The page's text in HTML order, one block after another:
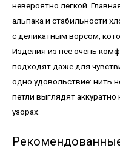
невероятно легкой.
альпака и стабильности
с деликатным ворсом,
Изделия из нее очень
подходят даже для
одно удовольствие: нить
петли выглядят
узорах.